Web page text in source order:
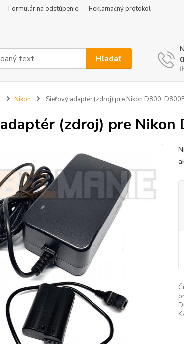
Formulár na odstúpenie
Reklamačný protokol
Hľadať
Nikon Sieťový adaptér (zdroj) pre Nikon D800, D800E
(zdroj) pre Nikon